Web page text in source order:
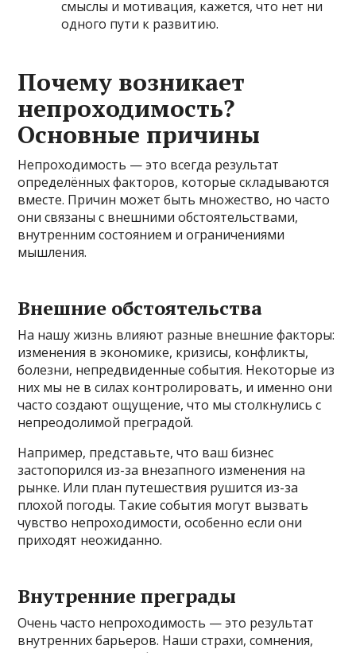
смыслы и мотивация, кажется, что нет ни
одного пути к развитию.
Почему возникает
непроходимость?
Основные причины
Непроходимость — это всегда результат
определённых факторов, которые складываются
вместе. Причин может быть множество, но часто
они связаны с внешними обстоятельствами,
внутренним состоянием и ограничениями
мышления.
Внешние обстоятельства
На нашу жизнь влияют разные внешние факторы:
изменения в экономике, кризисы, конфликты,
болезни, непредвиденные события. Некоторые из
них мы не в силах контролировать, и именно они
часто создают ощущение, что мы столкнулись с
непреодолимой преградой.
Например, представьте, что ваш бизнес
застопорился из-за внезапного изменения на
рынке. Или план путешествия рушится из-за
плохой погоды. Такие события могут вызвать
чувство непроходимости, особенно если они
приходят неожиданно.
Внутренние преграды
Очень часто непроходимость — это результат
внутренних барьеров. Наши страхи, сомнения,